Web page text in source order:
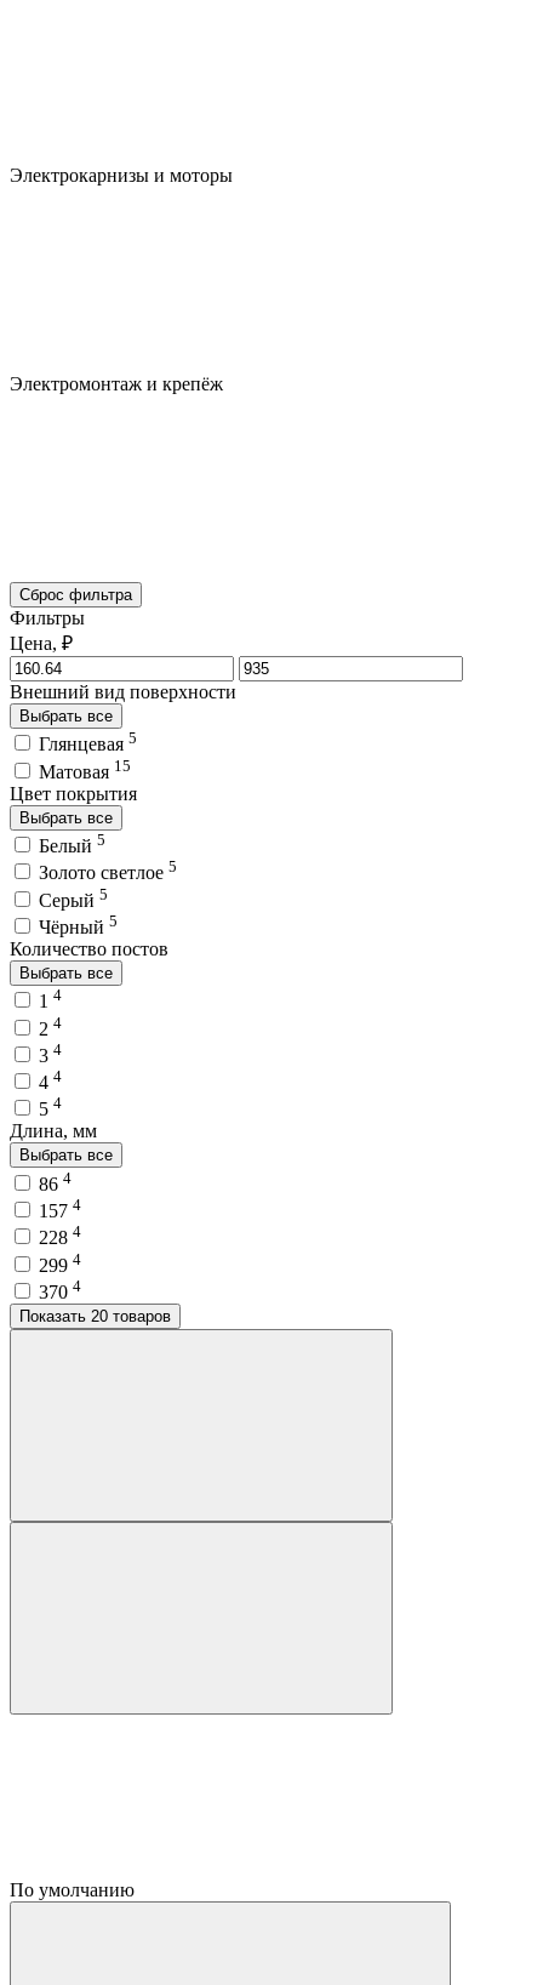
Электрокарнизы и моторы
Электромонтаж и крепёж
Сброс фильтра
Фильтры
Цена, ₽
Внешний вид поверхности
Выбрать все
Глянцевая 5
Матовая 15
Цвет покрытия
Выбрать все
Белый 5
Золото светлое 5
Серый 5
Чёрный 5
Количество постов
Выбрать все
1 4
2 4
3 4
4 4
5 4
Длина, мм
Выбрать все
86 4
157 4
228 4
299 4
370 4
Показать 20 товаров
По умолчанию